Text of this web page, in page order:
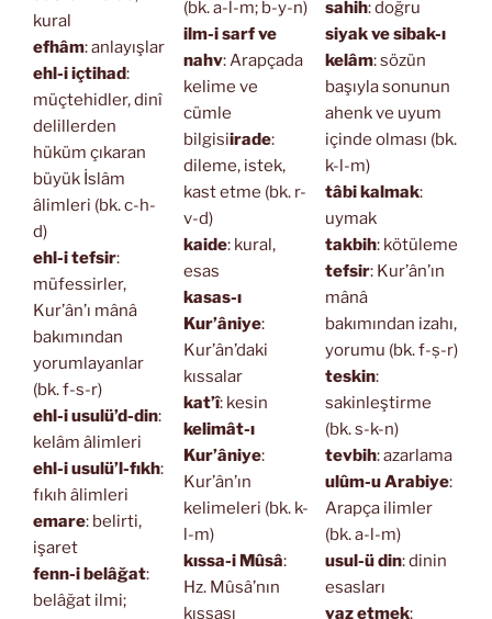
kural
efhâm: anlayışlar
ehl-i içtihad:
müçtehidler, dinî
delillerden
hüküm çıkaran
büyük İslâm
âlimleri (bk. c-h-
d)
ehl-i tefsir:
müfessirler,
Kur’ân’ı mânâ
bakımından
yorumlayanlar
(bk. f-s-r)
ehl-i usulü’d-din:
kelâm âlimleri
ehl-i usulü’l-fıkh:
fıkıh âlimleri
emare: belirti,
işaret
fenn-i belâğat:
belâğat ilmi;
(bk. a-l-m; b-y-n)
ilm-i sarf ve
nahv: Arapçada
kelime ve
cümle
bilgisiirade:
dileme, istek,
kast etme (bk. r-
v-d)
kaide: kural,
esas
kasas-ı
Kur’âniye:
Kur’ân’daki
kıssalar
kat’î: kesin
kelimât-ı
Kur’âniye:
Kur’ân’ın
kelimeleri (bk. k-
l-m)
kıssa-i Mûsâ:
Hz. Mûsâ’nın
kıssası
sahih: doğru
siyak ve sibak-ı
kelâm: sözün
başıyla sonunun
ahenk ve uyum
içinde olması (bk.
k-l-m)
tâbi kalmak:
uymak
takbih: kötüleme
tefsir: Kur’ân’ın
mânâ
bakımından izahı,
yorumu (bk. f-ṣ-r)
teskin:
sakinleştirme
(bk. s-k-n)
tevbih: azarlama
ulûm-u Arabiye:
Arapça ilimler
(bk. a-l-m)
usul-ü din: dinin
esasları
vaz etmek: